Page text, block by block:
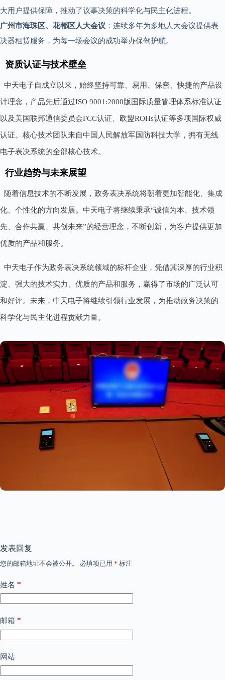
大用户提供保障，推动了议事决策的科学化与民主化进程。
广州市海珠区、花都区人大会议 ：连续多年为多地人大会议提供表
决器租赁服务，为每一场会议的成功举办保驾护航。
资质认证与技术壁垒
中天电子自成立以来，始终坚持可靠、易用、保密、快捷的产品设
计理念，产品先后通过ISO 9001:2000版国际质量管理体系标准认证
以及美国联邦通信委员会FCC认证、欧盟ROHs认证等多项国际权威
认证。核心技术团队来自中国人民解放军国防科技大学，拥有无线
电子表决系统的全部核心技术。
行业趋势与未来展望
随着信息技术的不断发展，政务表决系统将朝着更加智能化、集成
化、个性化的方向发展。中天电子将继续秉承“诚信为本、技术领
先、合作共赢、共创未来”的经营理念，不断创新，为客户提供更加
优质的产品和服务。
中天电子作为政务表决系统领域的标杆企业，凭借其深厚的行业积
淀、强大的技术实力、优质的产品和服务，赢得了市场的广泛认可
和好评。未来，中天电子将继续引领行业发展，为推动政务决策的
科学化与民主化进程贡献力量。
发表回复
您的邮箱地址不会被公开。 必填项已用 * 标注
姓名 *
邮箱 *
网站